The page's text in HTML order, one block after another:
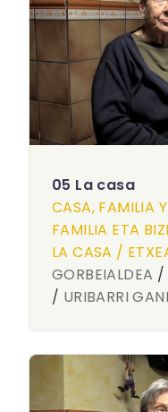
05 La casa
CASA, FAMILIA
FAMILIA ETA
LA CASA /
GORBEIALDEA /
/ URIBARRI